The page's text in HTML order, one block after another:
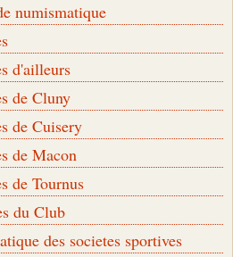
numismatique
d'ailleurs
de Cluny
de Cuisery
de Macon
de Tournus
du Club
des societes sportives